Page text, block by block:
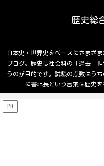
歴史総
日本史・世界史をベースにさまざ
ブログ。歴史は社会科の「過去」
うのが目的です。試験の点数はう
に書記長という言葉は歴史
PR